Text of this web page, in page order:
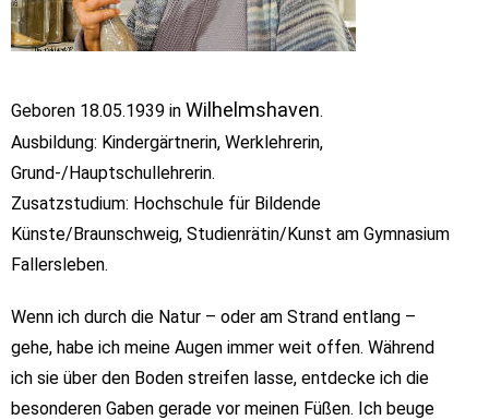
Geboren 18.05.1939 in Wilhelmshaven.
Ausbildung: Kindergärtnerin, Werklehrerin,
Grund-/Hauptschullehrerin.
Zusatzstudium: Hochschule für Bildende
Künste/Braunschweig, Studienrätin/Kunst am Gymnasium
Fallersleben.
Wenn ich durch die Natur – oder am Strand entlang –
gehe, habe ich meine Augen immer weit offen. Während
ich sie über den Boden streifen lasse, entdecke ich die
besonderen Gaben gerade vor meinen Füßen. Ich beuge